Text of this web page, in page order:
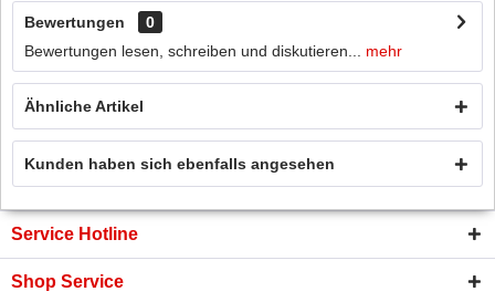
Bewertungen
0
Bewertungen lesen, schreiben und diskutieren...
mehr
Ähnliche Artikel
Kunden haben sich ebenfalls angesehen
Service Hotline
Shop Service